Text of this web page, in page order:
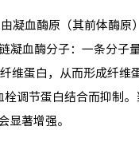
血酶原（其前体酶原
凝血酶分子：一条分子
维蛋白，从而形成纤
调节蛋白结合而抑制
显著增强。